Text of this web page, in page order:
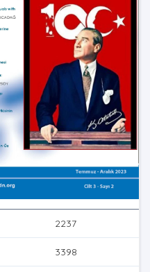
2237
3398